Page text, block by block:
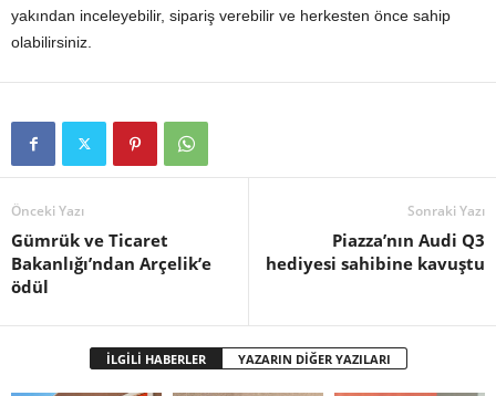
yakından inceleyebilir, sipariş verebilir ve herkesten önce sahip
olabilirsiniz.
Önceki Yazı
Gümrük ve Ticaret
Bakanlığı’ndan Arçelik’e
ödül
Sonraki Yazı
Piazza’nın Audi Q3
hediyesi sahibine kavuştu
İLGİLİ HABERLER YAZARIN DİĞER YAZILARI